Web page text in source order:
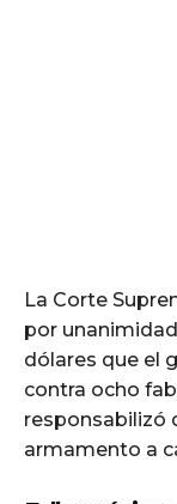
La Corte
por
dólares que el
contra ocho
responsabilizó
armamento a